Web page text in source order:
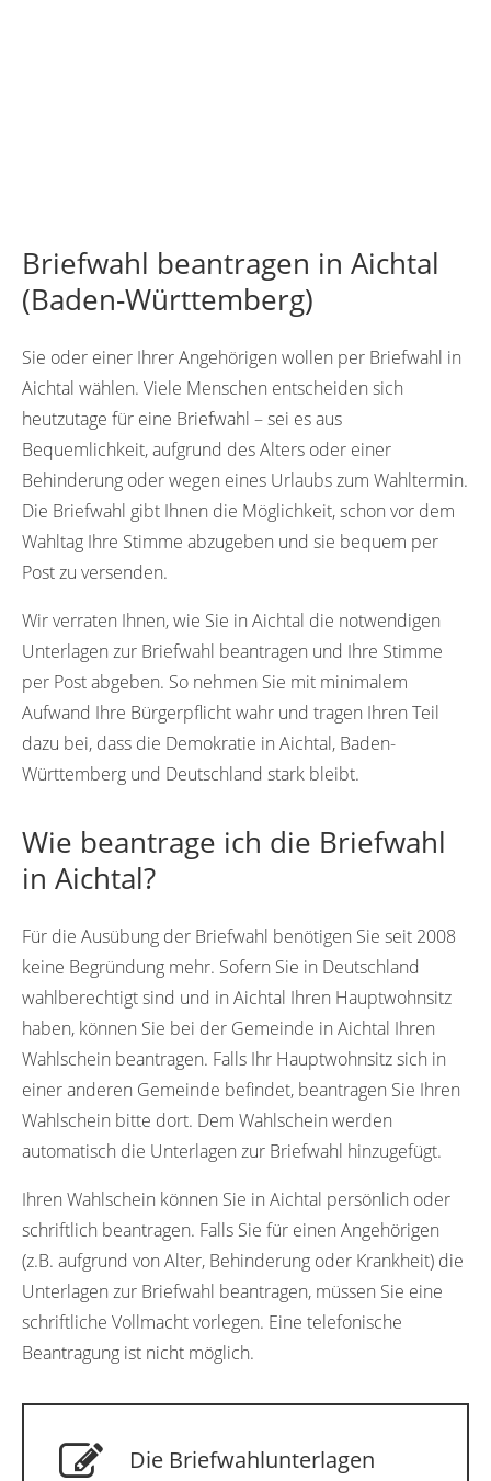
Briefwahl beantragen in Aichtal
(Baden-Württemberg)
Sie oder einer Ihrer Angehörigen wollen per Briefwahl in
Aichtal wählen. Viele Menschen entscheiden sich
heutzutage für eine Briefwahl – sei es aus
Bequemlichkeit, aufgrund des Alters oder einer
Behinderung oder wegen eines Urlaubs zum Wahltermin.
Die Briefwahl gibt Ihnen die Möglichkeit, schon vor dem
Wahltag Ihre Stimme abzugeben und sie bequem per
Post zu versenden.
Wir verraten Ihnen, wie Sie in Aichtal die notwendigen
Unterlagen zur Briefwahl beantragen und Ihre Stimme
per Post abgeben. So nehmen Sie mit minimalem
Aufwand Ihre Bürgerpflicht wahr und tragen Ihren Teil
dazu bei, dass die Demokratie in Aichtal, Baden-
Württemberg und Deutschland stark bleibt.
Wie beantrage ich die Briefwahl
in Aichtal?
Für die Ausübung der Briefwahl benötigen Sie seit 2008
keine Begründung mehr. Sofern Sie in Deutschland
wahlberechtigt sind und in Aichtal Ihren Hauptwohnsitz
haben, können Sie bei der Gemeinde in Aichtal Ihren
Wahlschein beantragen. Falls Ihr Hauptwohnsitz sich in
einer anderen Gemeinde befindet, beantragen Sie Ihren
Wahlschein bitte dort. Dem Wahlschein werden
automatisch die Unterlagen zur Briefwahl hinzugefügt.
Ihren Wahlschein können Sie in Aichtal persönlich oder
schriftlich beantragen. Falls Sie für einen Angehörigen
(z.B. aufgrund von Alter, Behinderung oder Krankheit) die
Unterlagen zur Briefwahl beantragen, müssen Sie eine
schriftliche Vollmacht vorlegen. Eine telefonische
Beantragung ist nicht möglich.
Die Briefwahlunterlagen